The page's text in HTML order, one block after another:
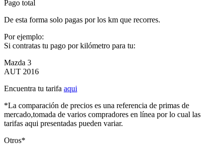
Pago total
De esta forma solo pagas por los km que recorres.
Por ejemplo:
Si contratas tu pago por kilómetro para tu:
Mazda 3
AUT 2016
Encuentra tu tarifa aqui
*La comparación de precios es una referencia de primas de
mercado,tomada de varios compradores en línea por lo cual las
tarifas aqui presentadas pueden variar.
Otros*